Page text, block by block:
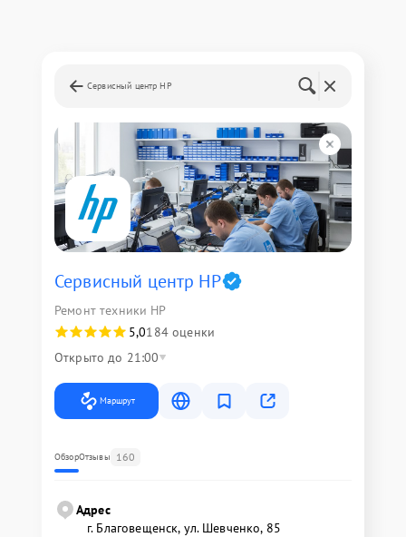
Сервисный центр HP
Сервисный центр HP
Ремонт техники HP
5,0184 оценки
Открыто до 21:00
Маршрут
ОбзорОтзывы 160
Адрес
г. Благовещенск, ул. Шевченко, 85